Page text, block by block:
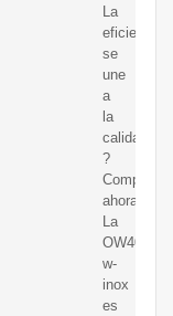
La
eficiencia
se
une
a
la
calidad.
?
Compra
ahora!
La
OW400
w-
inox
es